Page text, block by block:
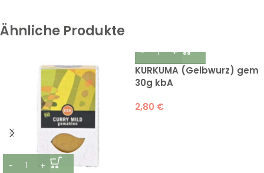
Ähnliche Produkte
KURKUMA (Gelbwurz) gem
30g kbA
2,80 €